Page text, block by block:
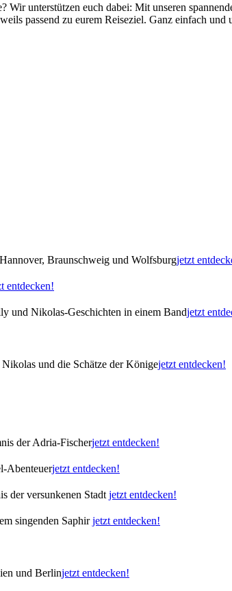
unterstützen euch dabei: Mit unseren
passend zu eurem Reiseziel. Ganz einfach und
Braunschweig und Wolfsburgjetzt
entdecken!
und Nikolas-Geschichten in einem Bandjetzt
und die Schätze der Königejetzt entdecken!
der Adria-Fischerjetzt entdecken!
Abenteuerjetzt entdecken!
der versunkenen Stadt jetzt entdecken!
singenden Saphirjetzt entdecken!
und Berlinjetzt entdecken!